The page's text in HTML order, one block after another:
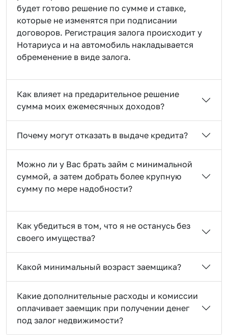
будет готово решение по сумме и ставке,
которые не изменятся при подписании
договоров. Регистрация залога происходит у
Нотариуса и на автомобиль накладывается
обременение в виде залога.
Как влияет на предарительное решение
сумма моих ежемесячных доходов?
Почему могут отказать в выдаче кредита?
Можно ли у Вас брать займ с минимальной
суммой, а затем добрать более крупную
сумму по мере надобности?
Как убедиться в том, что я не останусь без
своего имущества?
Какой минимальный возраст заемщика?
Какие дополнительные расходы и комиссии
оплачивает заемщик при получении денег
под залог недвижимости?